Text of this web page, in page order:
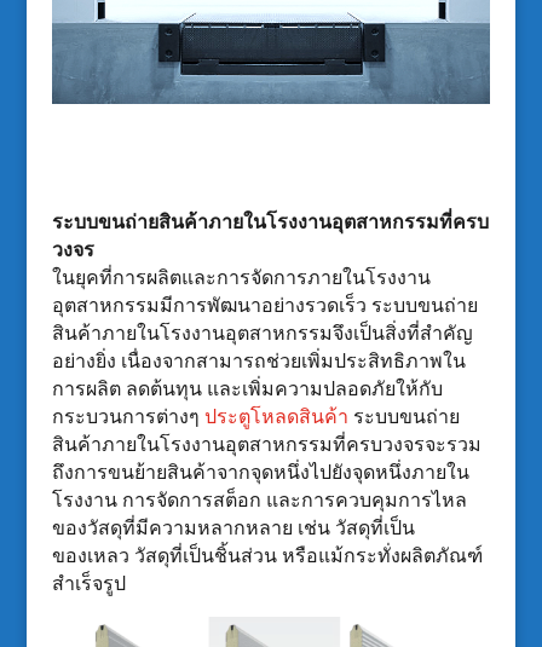
ระบบขนถ่ายสินค้าภายในโรงงานอุตสาหกรรมที่ครบ
วงจร
ในยุคที่การผลิตและการจัดการภายในโรงงาน
อุตสาหกรรมมีการพัฒนาอย่างรวดเร็ว ระบบขนถ่าย
สินค้าภายในโรงงานอุตสาหกรรมจึงเป็นสิ่งที่สำคัญ
อย่างยิ่ง เนื่องจากสามารถช่วยเพิ่มประสิทธิภาพใน
การผลิต ลดต้นทุน และเพิ่มความปลอดภัยให้กับ
กระบวนการต่างๆ ประตูโหลดสินค้า ระบบขนถ่าย
สินค้าภายในโรงงานอุตสาหกรรมที่ครบวงจรจะรวม
ถึงการขนย้ายสินค้าจากจุดหนึ่งไปยังจุดหนึ่งภายใน
โรงงาน การจัดการสต็อก และการควบคุมการไหล
ของวัสดุที่มีความหลากหลาย เช่น วัสดุที่เป็น
ของเหลว วัสดุที่เป็นชิ้นส่วน หรือแม้กระทั่งผลิตภัณฑ์
สำเร็จรูป